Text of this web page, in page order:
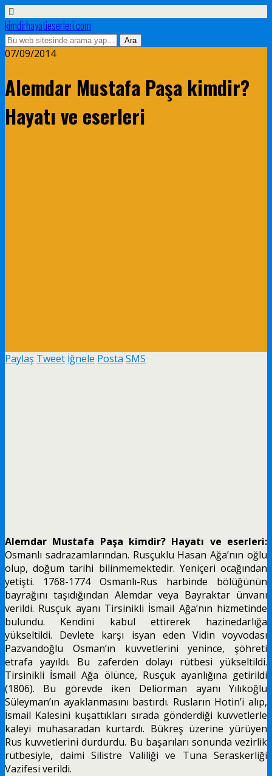
kimdirhayatieserleri.com
07/09/2014
Alemdar Mustafa Paşa kimdir?
Hayatı ve eserleri
Paylaş Tweet İğnele Posta SMS
Alemdar Mustafa Paşa kimdir? Hayatı ve eserleri:
Osmanlı sadrazamlarından. Rusçuklu Hasan Ağa’nın oğlu
olup, doğum tarihi bilinmemektedir. Yeniçeri ocağından
yetişti. 1768-1774 Osmanlı-Rus harbinde bölüğünün
bayrağını taşıdığından Alemdar veya Bayraktar ünvanı
verildi. Rusçuk ayanı Tirsinikli İsmail Ağa’nın hizmetinde
bulundu. Kendini kabul ettirerek hazinedarlığa
yükseltildi. Devlete karşı isyan eden Vidin voyvodası
Pazvandoğlu Osman’ın kuvvetlerini yenince, şöhreti
etrafa yayıldı. Bu zaferden dolayı rütbesi yükseltildi.
Tirsinikli İsmail Ağa ölünce, Rusçuk ayanlığına getirildi
(1806). Bu görevde iken Deliorman ayanı Yılıkoğlu
Süleyman’ın ayaklanmasını bastırdı. Rusların Hotin’i alıp,
İsmail Kalesini kuşattıkları sırada gönderdiği kuvvetlerle
kaleyi muhasaradan kurtardı. Bükreş üzerine yürüyen
Rus kuvvetlerini durdurdu. Bu başarıları sonunda vezirlik
rütbesiyle, daimi Silistre Valiliği ve Tuna Seraskerliği
Vazifesi verildi.